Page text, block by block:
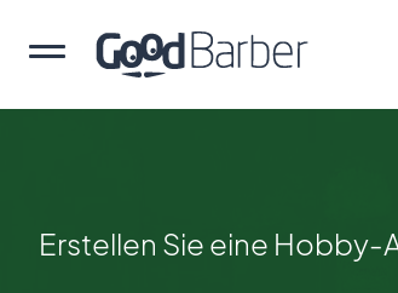
Erstellen Sie eine Hobby-